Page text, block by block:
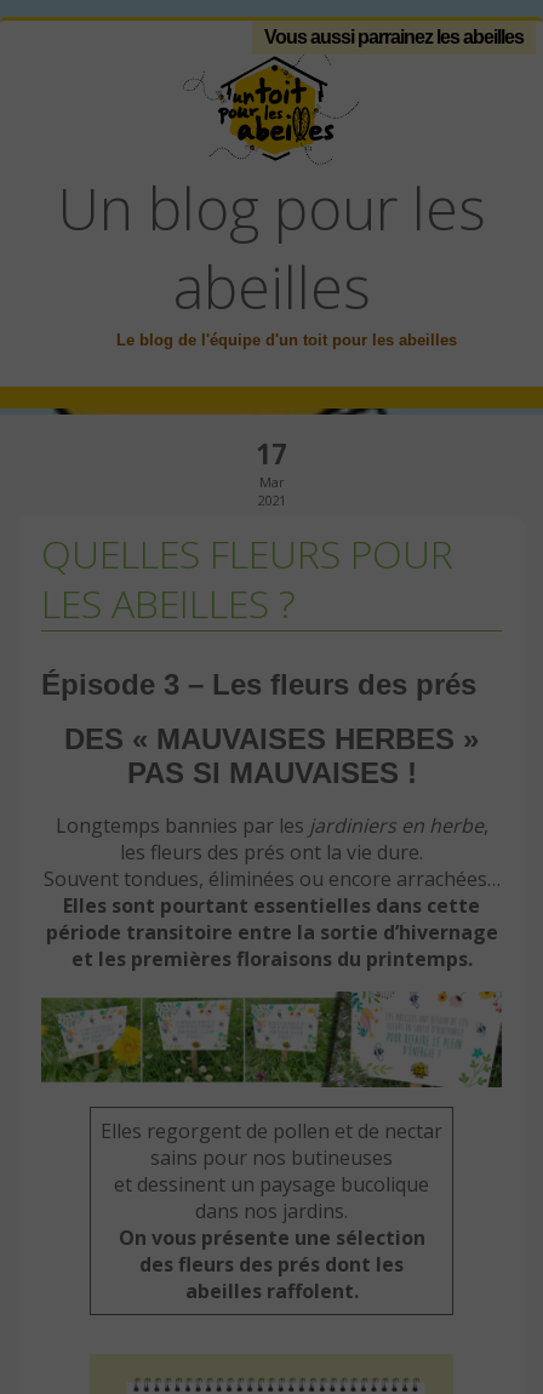
Vous aussi parrainez les abeilles
Un blog pour les
abeilles
Le blog de l'équipe d'un toit pour les abeilles
17
Mar
2021
QUELLES FLEURS POUR
LES ABEILLES ?
Épisode 3 – Les fleurs des prés
DES « MAUVAISES HERBES »
PAS SI MAUVAISES !
Longtemps bannies par les jardiniers en herbe,
les fleurs des prés ont la vie dure.
Souvent tondues, éliminées ou encore arrachées…
Elles sont pourtant essentielles dans cette
période transitoire entre la sortie d’hivernage
et les premières floraisons du printemps.
Elles regorgent de pollen et de nectar
sains pour nos butineuses
et dessinent un paysage bucolique
dans nos jardins.
On vous présente une sélection
des fleurs des prés dont les
abeilles raffolent.